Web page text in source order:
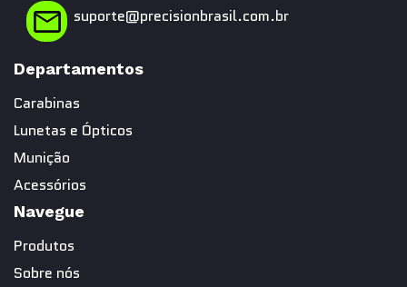
suporte@precisionbrasil.com.br
Departamentos
Carabinas
Lunetas e Ópticos
Munição
Acessórios
Navegue
Produtos
Sobre nós